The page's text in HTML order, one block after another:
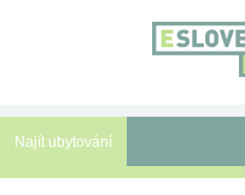
Najít ubytování